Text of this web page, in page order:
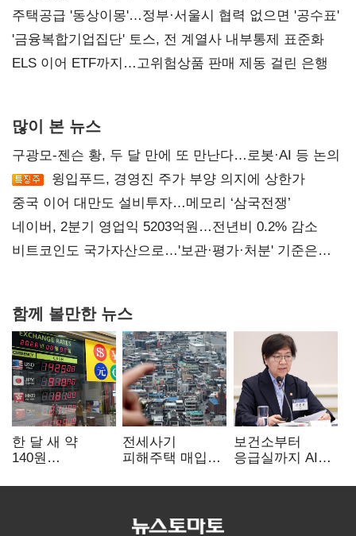
진실 밝혀야"
주택공급 '동상이몽'…정부·서울시 협력 없으면 '공수표'
'금융복합기업집단' 토스, 전 계열사 내부통제 표준화
ELS 이어 ETF까지…고위험상품 판매 제동 걸린 은행
많이 본 뉴스
구광모-젠슨 황, 두 달 만에 또 만난다…로봇·AI 등 논의
윙입푸드, 경영진 주가 부양 의지에 상한가
중국 이어 대만도 설비투자…메모리 ‘삼국전쟁’
네이버, 2분기 영업익 5203억원…전년비 0.2% 감소
비트코인도 국가자산으로…'보관·평가·처분' 기준은
함께 볼만한 뉴스
한 달 새 약
140원
엔저'에 원화
전세사기
피해주택 매입
누적 피해자
보건소부터
응급실까지 AI
혁신 본격화